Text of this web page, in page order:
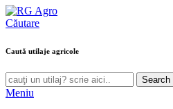
Căutare
Caută utilaje agricole
Search
Meniu